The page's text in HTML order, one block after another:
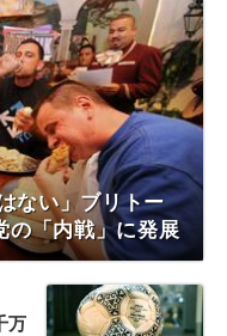
ない」ブリトー
の「内戦」に発展
万